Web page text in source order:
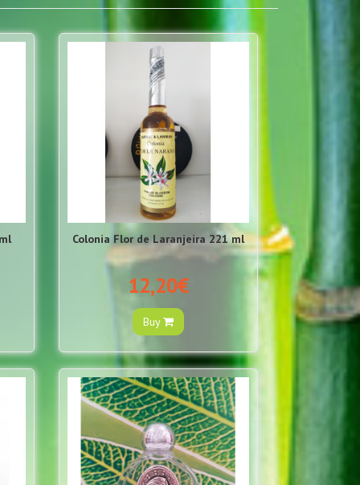
Colonia Flor de Laranjeira 221 ml
12,20€
Buy